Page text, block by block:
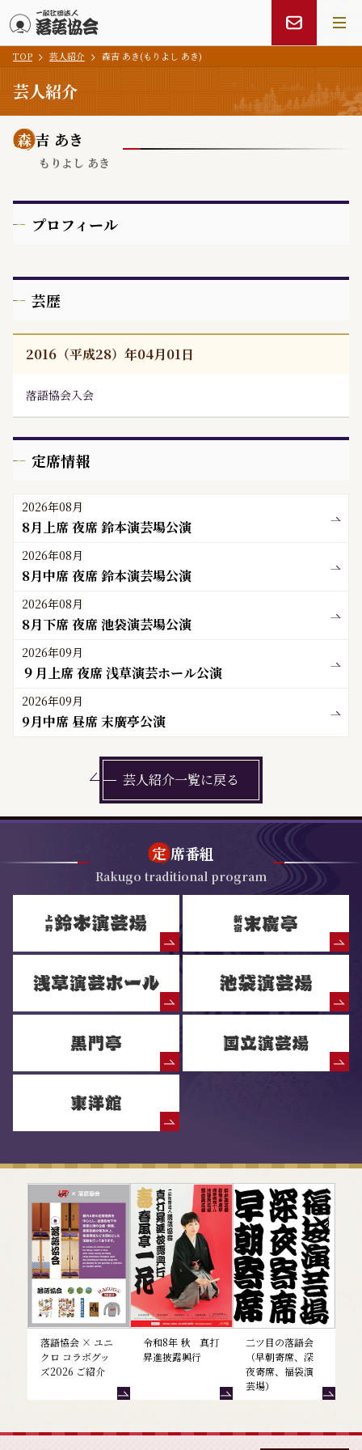
メインコンテンツにスキップ
TOP 芸人紹介 森吉 あき(もりよし あき)
芸人紹介
森吉 あき
もりよし あき
プロフィール
芸歴
2016（平成28）年04月01日
落語協会入会
定席情報
2026年08月
8月上席 夜席 鈴本演芸場公演
2026年08月
8月中席 夜席 鈴本演芸場公演
2026年08月
8月下席 夜席 池袋演芸場公演
2026年09月
９月上席 夜席 浅草演芸ホール公演
2026年09月
9月中席 昼席 末廣亭公演
芸人紹介一覧に戻る
定 席番組
Rakugo traditional program
落語協会からのお知らせ
落語協会 × ユニ
クロ コラボグッ
ズ2026 ご紹介
令和8年 秋 真打
昇進披露興行
二ツ目の落語会
（早朝寄席、深
夜寄席、福袋演
芸場）